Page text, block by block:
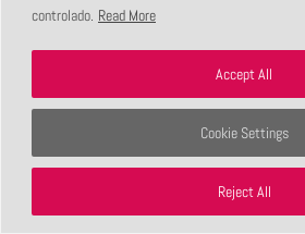
controlado. Read More
Cookie Settings
Reject All
Accept All